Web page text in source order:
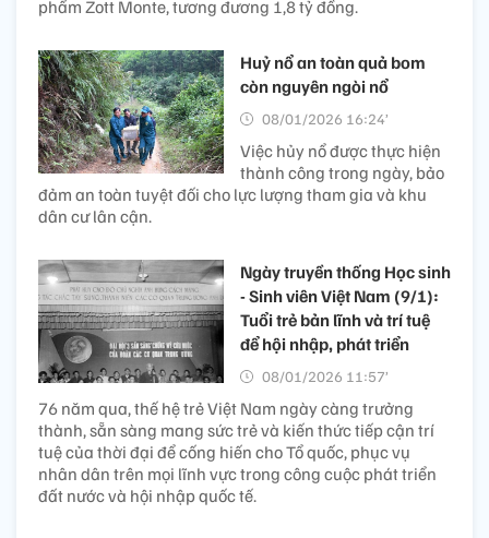
phẩm Zott Monte, tương đương 1,8 tỷ đồng.
Huỷ nổ an toàn quả bom
còn nguyên ngòi nổ
08/01/2026 16:24’
Việc hủy nổ được thực hiện
thành công trong ngày, bảo
đảm an toàn tuyệt đối cho lực lượng tham gia và khu
dân cư lân cận.
Ngày truyền thống Học sinh
- Sinh viên Việt Nam (9/1):
Tuổi trẻ bản lĩnh và trí tuệ
để hội nhập, phát triển
08/01/2026 11:57’
76 năm qua, thế hệ trẻ Việt Nam ngày càng trưởng
thành, sẵn sàng mang sức trẻ và kiến thức tiếp cận trí
tuệ của thời đại để cống hiến cho Tổ quốc, phục vụ
nhân dân trên mọi lĩnh vực trong công cuộc phát triển
đất nước và hội nhập quốc tế.